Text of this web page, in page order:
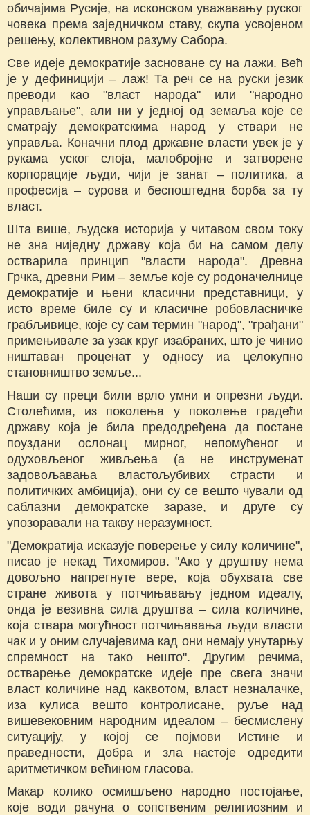
обичајима Русије, на исконском уважавању руског
човека према заједничком ставу, скупа усвојеном
решењу, колективном разуму Сабора.
Све идеје демократије засноване су на лажи. Већ
је у дефиницији – лаж! Та реч се на руски језик
преводи као "власт народа" или "народно
управљање", али ни у једној од земаља које се
сматрају демократскима народ у ствари не
управља. Коначни плод државне власти увек је у
рукама уског слоја, малобројне и затворене
корпорације људи, чији је занат – политика, а
професија – сурова и беспоштедна борба за ту
власт.
Шта више, људска историја у читавом свом току
не зна ниједну државу која би на самом делу
остварила принцип "власти народа". Древна
Грчка, древни Рим – земље које су родоначелнице
демократије и њени класични представници, у
исто време биле су и класичне робовласничке
грабљивице, које су сам термин "народ", "грађани"
примењивале за узак круг изабраних, што је чинио
ништаван проценат у односу иа целокупно
становништво земље...
Наши су преци били врло умни и опрезни људи.
Столећима, из поколења у поколење градећи
државу која је била предодређена да постане
поуздани ослонац мирног, непомућеног и
одуховљеног живљења (а не инструменат
задовољавања властољубивих страсти и
политичких амбиција), они су се вешто чували од
саблазни демократске заразе, и друге су
упозоравали на такву неразумност.
"Демократија исказује поверење у силу количине",
писао је некад Тихомиров. "Ако у друштву нема
довољно напрегнуте вере, која обухвата све
стране живота у потчињавању једном идеалу,
онда је везивна сила друштва – сила количине,
која ствара могућност потчињавања људи власти
чак и у оним случајевима кад они немају унутарњу
спремност на тако нешто". Другим речима,
остварење демократске идеје пре свега значи
власт количине над каквотом, власт незналачке,
иза кулиса вешто контролисане, руље над
вишевековним народним идеалом – бесмислену
ситуацију, у којој се појмови Истине и
праведности, Добра и зла настоје одредити
аритметичком већином гласова.
Макар колико осмишљено народно постојање,
које води рачуна о сопственим религиозним и